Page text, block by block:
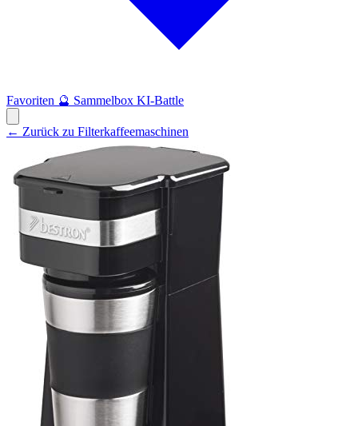
Favoriten 🔮 Sammelbox KI-Battle
← Zurück zu Filterkaffeemaschinen